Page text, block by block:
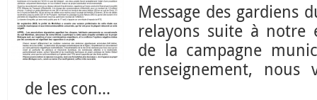
Message des gardiens
relayons suite à notre
de la campagne
renseignement, nous
de les con...